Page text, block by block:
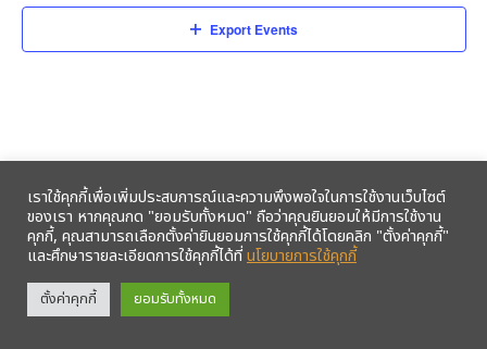
Export Events
รับข้อมูลข่าวสารจากสหกรณ์ฯ ผ่าน LINE ก่อนใคร คลิก!
เราใช้คุกกี้เพื่อเพิ่มประสบการณ์และความพึงพอใจในการใช้งานเว็บไซต์
ของเรา หากคุณกด "ยอมรับทั้งหมด" ถือว่าคุณยินยอมให้มีการใช้งาน
คุกกี้, คุณสามารถเลือกตั้งค่ายินยอมการใช้คุกกี้ได้โดยคลิก "ตั้งค่าคุกกี้"
และศึกษารายละเอียดการใช้คุกกี้ได้ที่นโยบายการใช้คุกกี้
ตั้งค่าคุกกี้ ยอมรับทั้งหมด